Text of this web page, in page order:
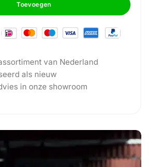
Toevoegen
van Nederland
als nieuw
in onze showroom